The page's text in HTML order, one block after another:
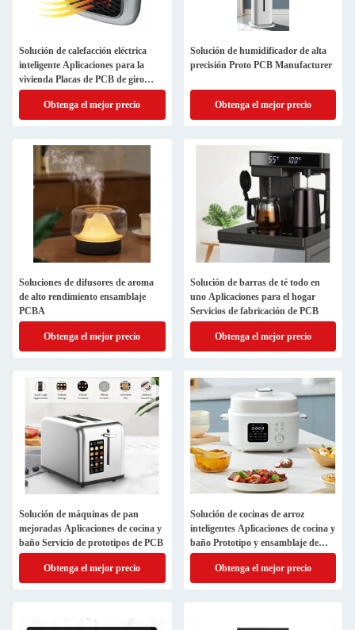
Solución de calefacción eléctrica
inteligente Aplicaciones para la
vivienda Placas de PCB de giro
rápido
Obtenga el mejor precio
Solución de humidificador de alta
precisión Proto PCB Manufacturer
Obtenga el mejor precio
Soluciones de difusores de aroma
de alto rendimiento ensamblaje
PCBA
Obtenga el mejor precio
Solución de barras de té todo en
uno Aplicaciones para el hogar
Servicios de fabricación de PCB
Obtenga el mejor precio
Solución de máquinas de pan
mejoradas Aplicaciones de cocina y
baño Servicio de prototipos de PCB
Obtenga el mejor precio
Solución de cocinas de arroz
inteligentes Aplicaciones de cocina y
baño Prototipo y ensamblaje de
PCB
Obtenga el mejor precio